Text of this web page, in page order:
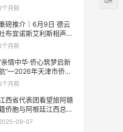
个月前
磅推介｜6月9日 德云
布宜诺斯艾利斯相声专
！国风曲艺邂逅南美风
！
个月前
亲情中华·侨心筑梦启新
”—2026年天津市侨界
春联谊活动成功举办
个月前
西省代表团看望旅阿赣
侨胞与阿根廷江西总商
座谈09-07